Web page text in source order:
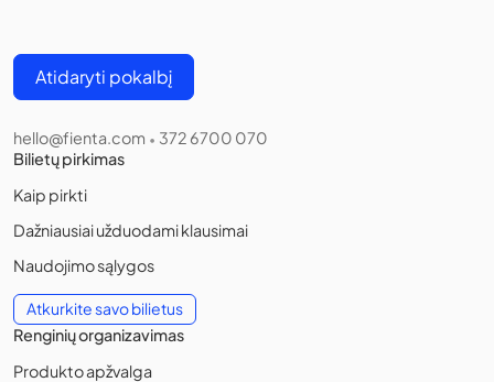
Atidaryti pokalbį
hello@fienta.com • 372 6700 070
Bilietų pirkimas
Kaip pirkti
Dažniausiai užduodami klausimai
Naudojimo sąlygos
Atkurkite savo bilietus
Renginių organizavimas
Produkto apžvalga